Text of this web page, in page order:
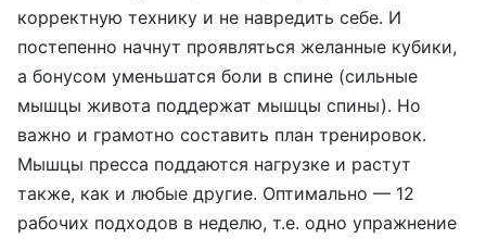
корректную технику и не навредить себе. И
постепенно начнут проявляться желанные кубики,
а бонусом уменьшатся боли в спине (сильные
мышцы живота поддержат мышцы спины). Но
важно и грамотно составить план тренировок.
Мышцы пресса поддаются нагрузке и растут
также, как и любые другие. Оптимально — 12
рабочих подходов в неделю, т.е. одно упражнение